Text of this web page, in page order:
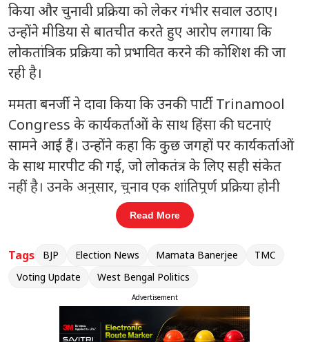
किया और चुनावी प्रक्रिया को लेकर गंभीर सवाल उठाए।
उन्होंने मीडिया से बातचीत करते हुए आरोप लगाया कि
लोकतांत्रिक प्रक्रिया को प्रभावित करने की कोशिश की जा
रही है।
ममता बनर्जी ने दावा किया कि उनकी पार्टीTrinamool
Congress के कार्यकर्ताओं के साथ हिंसा की घटनाएं
सामने आई हैं। उन्होंने कहा कि कुछ जगहों पर कार्यकर्ताओं
के साथ मारपीट की गई, जो लोकतंत्र के लिए सही संकेत
नहीं है। उनके अनुसार, चुनाव एक शांतिपूर्ण प्रक्रिया होनी
चाहिए, लेकिन इसे बाधित करने की कोशिशें की जा रही हैं।
यूपी में आज मंत्रिमंडल विस्तार: 2027
चुनाव से पहले बीजेपी का बड़ा दांव, नए
चेहरों को मिल सकती है जगह
Read More
Tags BJP Election News Mamata Banerjee
TMC
Voting Update
West Bengal Politics
Advertisement